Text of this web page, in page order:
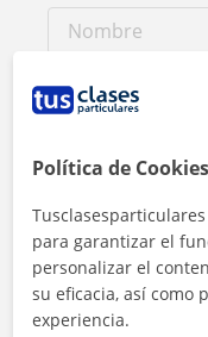
Política de Cookies
para garantizar el
personalizar el
su eficacia, así como
experiencia.